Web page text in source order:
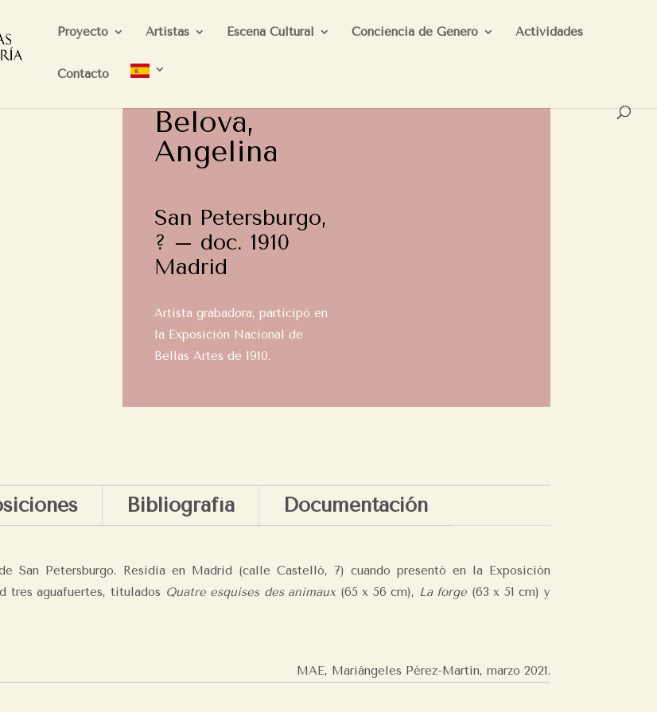
Proyecto Artistas Escena Cultural Conciencia de Género Actividades
Contacto
Belova,
Angelina
San Petersburgo,
? – doc. 1910
Madrid
Artista grabadora, participó en
la Exposición Nacional de
Bellas Artes de 1910.
Bibliografía Documentación
San Petersburgo. Residía en Madrid (calle Castelló, 7) cuando presentó en la Exposición
tres aguafuertes, titulados Quatre esquises des animaux(65 x 56 cm), La forge (63 x 51 cm) y
MAE, Mariángeles Pérez-Martín, marzo 2021.